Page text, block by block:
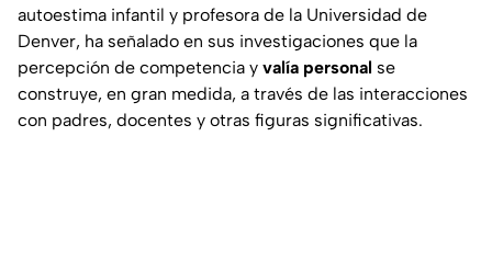
autoestima infantil y profesora de la Universidad de
Denver, ha señalado en sus investigaciones que la
percepción de competencia y valía personal se
construye, en gran medida, a través de las interacciones
con padres, docentes y otras figuras significativas.